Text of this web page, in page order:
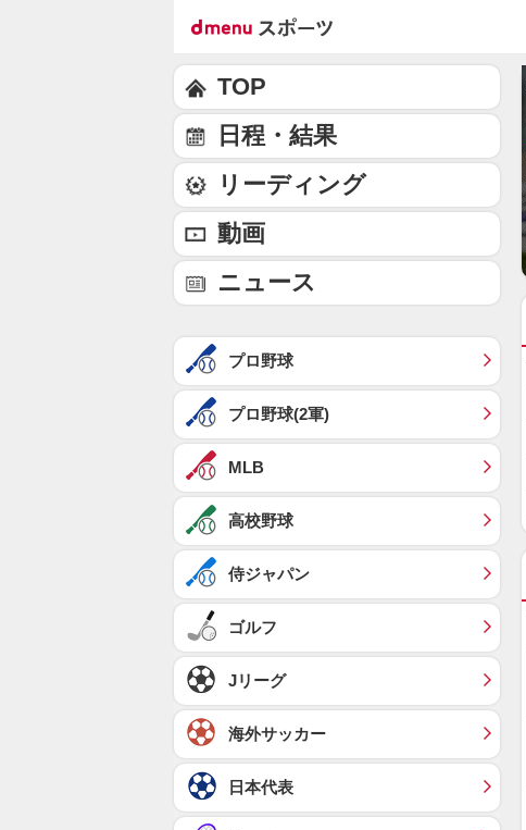
TOP
日程・結果
リーディング
動画
ニュース
プロ野球
プロ野球(2軍)
MLB
高校野球
侍ジャパン
ゴルフ
Jリーグ
海外サッカー
日本代表